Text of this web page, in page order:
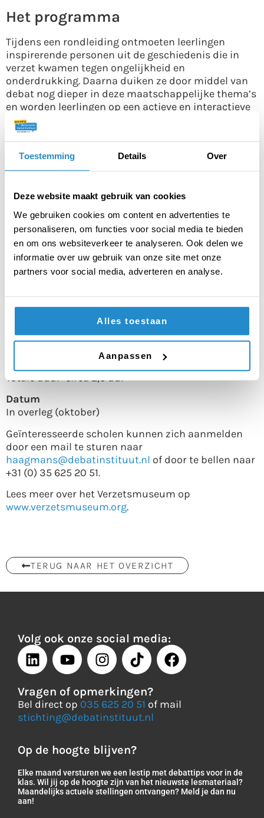
Toestemming Details Over
Deze website maakt gebruik van cookies
We gebruiken cookies om content en advertenties te
personaliseren, om functies voor social media te bieden
en om ons websiteverkeer te analyseren. Ook delen we
informatie over uw gebruik van onze site met onze
partners voor social media, adverteren en analyse.
Alles toestaan
Aanpassen
Het programma
Tijdens een rondleiding ontmoeten leerlingen
inspirerende personen uit de geschiedenis die in
verzet kwamen tegen ongelijkheid en
onderdrukking. Daarna duiken ze door middel van
debat nog dieper in deze maatschappelijke thema’s
en worden leerlingen op een actieve en interactieve
manier aan het denken gezet.
Praktische info
Kosten
Programma
Onderdeel Duur
Rondleiding
75 minuten
Pauze 15 minuten
Totale duur: circa 2,5 uur
Datum
In overleg (oktober)
Geïnteresseerde scholen kunnen zich aanmelden
door een mail te sturen naar
haagmans@debatinstituut.nl of door te bellen naar
+31 (0) 35 625 20 51.
Lees meer over het Verzetsmuseum op
www.verzetsmuseum.org.
TERUG NAAR HET OVERZICHT
Volg ook onze social media:
Vragen of opmerkingen?
Bel direct op 035 625 20 51 of mail
stichting@debatinstituut.nl
Op de hoogte blijven?
Elke maand versturen we een lestip met debattips voor in de
klas. Wil jij op de hoogte zijn van het nieuwste lesmateriaal?
Maandelijks actuele stellingen ontvangen? Meld je dan nu
aan!